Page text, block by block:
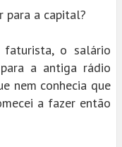
para a capital?
faturista, o salário
a antiga rádio
nem conhecia que
a fazer então